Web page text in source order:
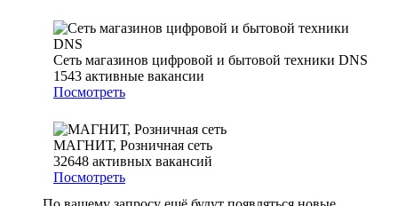
Сеть магазинов цифровой и бытовой техники DNS
1543 активные вакансии
Посмотреть
МАГНИТ, Розничная сеть
32648 активных вакансий
Посмотреть